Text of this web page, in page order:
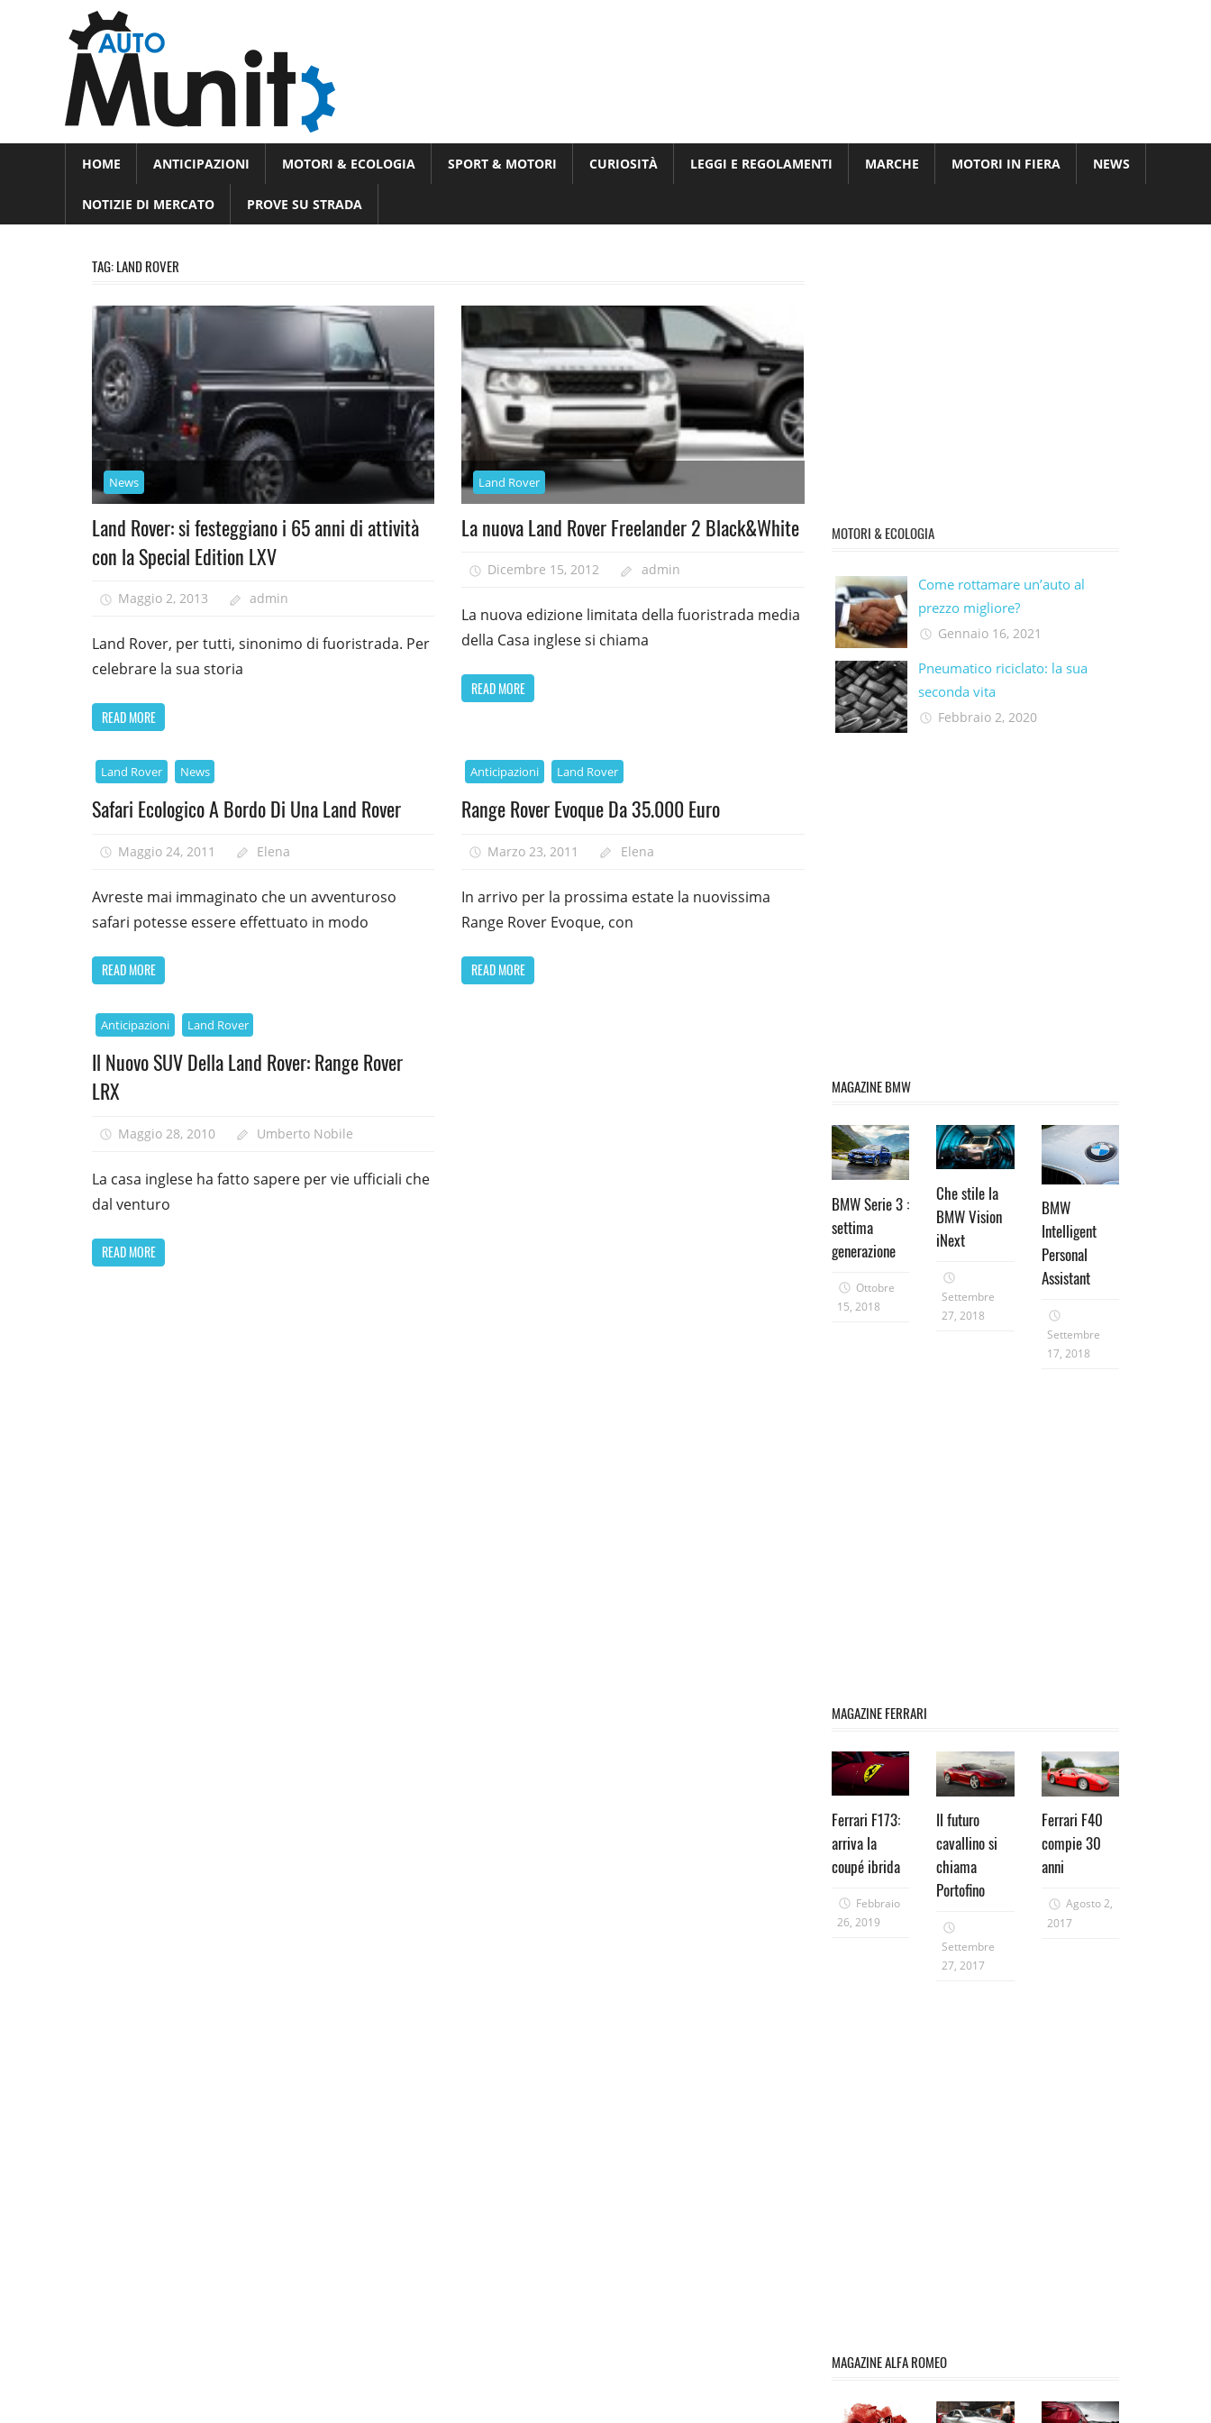
e
motori
Novità
dal
HOME ANTICIPAZIONI MOTORI & ECOLOGIA SPORT & MOTORI CURIOSITÀ LEGGI E REGOLAMENTI MARCHE MOTORI IN FIERA NEWS
NOTIZIE DI MERCATO PROVE SU STRADA
TAG:LAND ROVER
News
Land Rover: si festeggiano i 65 anni di attività
con la Special Edition LXV
Maggio 2, 2013 admin
Land Rover, per tutti, sinonimo di fuoristrada. Per
celebrare la sua storia
READ MORE
Land Rover
La nuova Land Rover Freelander 2 Black&White
Dicembre 15, 2012 admin
La nuova edizione limitata della fuoristrada media
della Casa inglese si chiama
READ MORE
Land Rover News
Safari Ecologico A Bordo Di Una Land Rover
Maggio 24, 2011 Elena
Avreste mai immaginato che un avventuroso
safari potesse essere effettuato in modo
READ MORE
Anticipazioni Land Rover
Range Rover Evoque Da 35.000 Euro
Marzo 23, 2011 Elena
In arrivo per la prossima estate la nuovissima
Range Rover Evoque, con
READ MORE
Anticipazioni Land Rover
Il Nuovo SUV Della Land Rover: Range Rover
LRX
Maggio 28, 2010 Umberto Nobile
La casa inglese ha fatto sapere per vie ufficiali che
dal venturo
READ MORE
MOTORI & ECOLOGIA
Come rottamare un’auto al
prezzo migliore?
Gennaio 16, 2021
Pneumatico riciclato: la sua
seconda vita​
Febbraio 2, 2020
MAGAZINE BMW
BMW Serie 3 :
settima
generazione
Ottobre
15, 2018
Che stile la
BMW Vision
iNext
Settembre
27, 2018
BMW
Intelligent
Personal
Assistant
Settembre
17, 2018
MAGAZINE FERRARI
Ferrari F173:
arriva la
coupé ibrida
Febbraio
26, 2019
Il futuro
cavallino si
chiama
Portofino
Settembre
27, 2017
Ferrari F40
compie 30
anni
Agosto 2,
2017
MAGAZINE ALFA ROMEO